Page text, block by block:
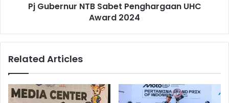
Pj Gubernur NTB Sabet Penghargaan UHC
Award 2024
Related Articles